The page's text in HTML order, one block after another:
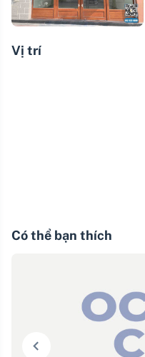
Vị trí
Có thể bạn thích